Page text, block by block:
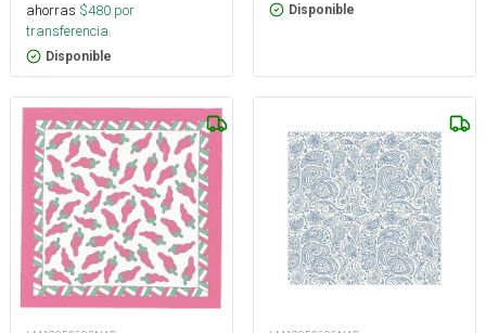
ahorras $480 por
transferencia.
Disponible
Disponible